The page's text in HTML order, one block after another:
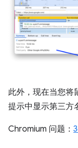
此外，现在当您将
提示中显示第三方
Chromium 问题：